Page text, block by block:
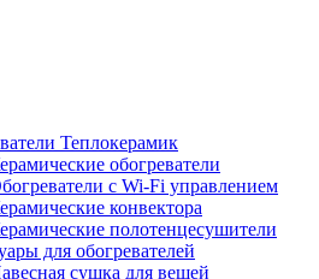
Теплокерамик
обогреватели
с Wi-Fi управлением
конвектора
полотенцесушители
для обогревателей
сушка для вещей